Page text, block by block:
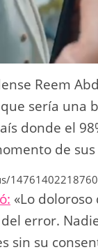
Reem
sería
donde el
de sus
«Lo
error.
sin su